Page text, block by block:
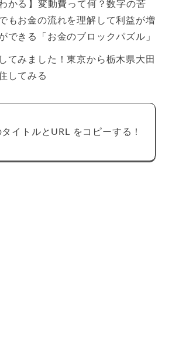
かる】変動費って何？数字の苦
もお金の流れを理解して利益が増
できる「お金のブロックパズル」
てみました！東京から栃木県大田
してみる
イトルとURL をコピーする！